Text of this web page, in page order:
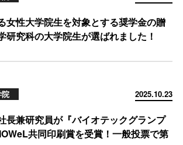
女性大学院生を対象とする奨学金の贈
研究科の大学院生が選ばれました！
2025.10.23
長兼研究員が『バイオテックグランプ
共同印刷賞を受賞！一般投票で第